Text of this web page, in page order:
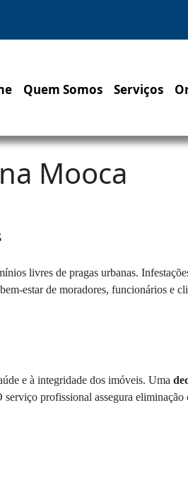
Quem Somos Serviços
Mooca
livres de pragas urbanas.
estar de moradores, funcionários e
e à integridade dos imóveis. Uma
profissional assegura